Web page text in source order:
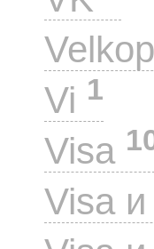
Vi 1
Visa
Visa